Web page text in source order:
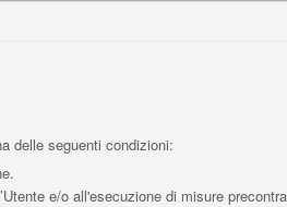
delle seguenti condizioni:
e/o all'esecuzione di misure